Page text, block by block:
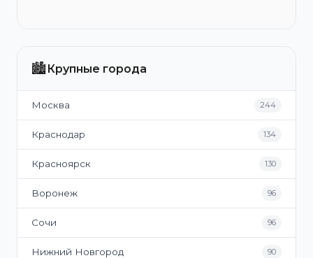
🏙️Крупные города
Москва 244
Краснодар 134
Красноярск 130
Воронеж 96
Сочи 96
Нижний Новгород 90